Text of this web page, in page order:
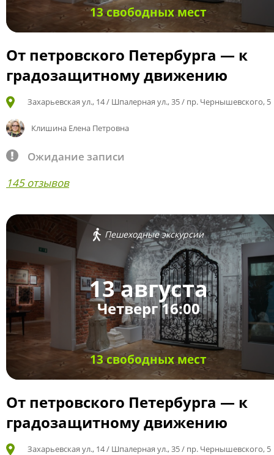
13 свободных мест
От петровского Петербурга — к
градозащитному движению
Захарьевская ул., 14 / Шпалерная ул., 35 / пр. Чернышевского, 5
Клишина Елена Петровна
Ожидание записи
145 отзывов
Пешеходные экскурсии
13 августа
Четверг 16:00
13 свободных мест
От петровского Петербурга — к
градозащитному движению
Захарьевская ул., 14 / Шпалерная ул., 35 / пр. Чернышевского, 5